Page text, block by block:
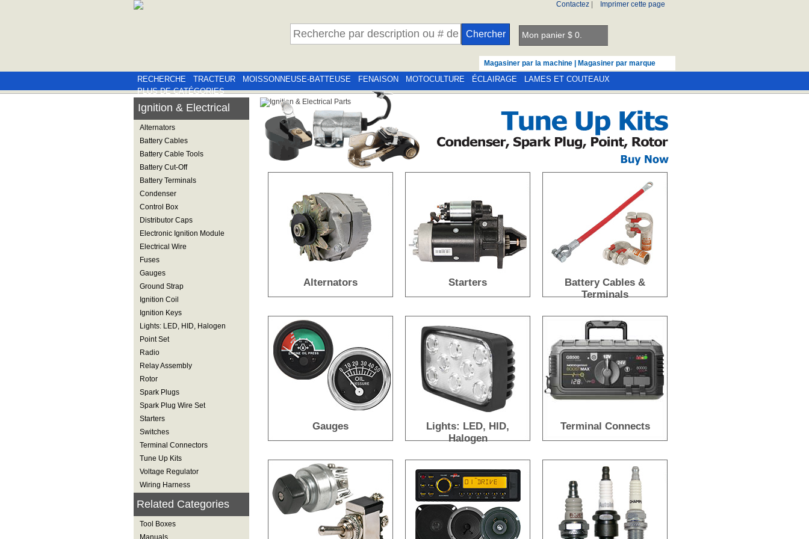
Contactez Imprimer cette page
Mon panier $ 0.
Magasiner par la machine
Magasiner par marque
RECHERCHE
TRACTEUR MOISSONNEUSE-BATTEUSE FENAISON MOTOCULTURE ÉCLAIRAGE
LAMES ET COUTEAUX
PLUS DE CATÉGORIES
Ignition & Electrical
Alternators
Battery Cables
Battery Cable Tools
Battery Cut-Off
Battery Terminals
Condenser
Control Box
Distributor Caps
Electronic Ignition Module
Electrical Wire
Fuses
Gauges
Ground Strap
Ignition Coil
Ignition Keys
Lights: LED, HID, Halogen
Point Set
Radio
Relay Assembly
Rotor
Spark Plugs
Spark Plug Wire Set
Starters
Switches
Terminal Connectors
Tune Up Kits
Voltage Regulator
Wiring Harness
Related Categories
Tool Boxes
Manuals
Alternators Starters
Battery Cables &
Terminals
Gauges
Lights: LED, HID,
Halogen
Terminal Connects